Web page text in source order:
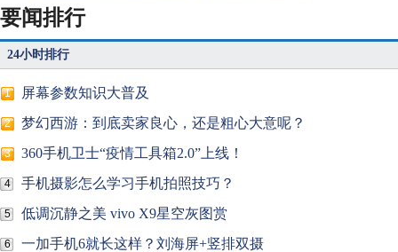
要闻排行
24小时排行
1 屏幕参数知识大普及
2 梦幻西游：到底卖家良心，还是粗心大意呢？
3 360手机卫士“疫情工具箱2.0”上线！
4 手机摄影怎么学习手机拍照技巧？
5 低调沉静之美 vivo X9星空灰图赏
6 一加手机6就长这样？刘海屏+竖排双摄